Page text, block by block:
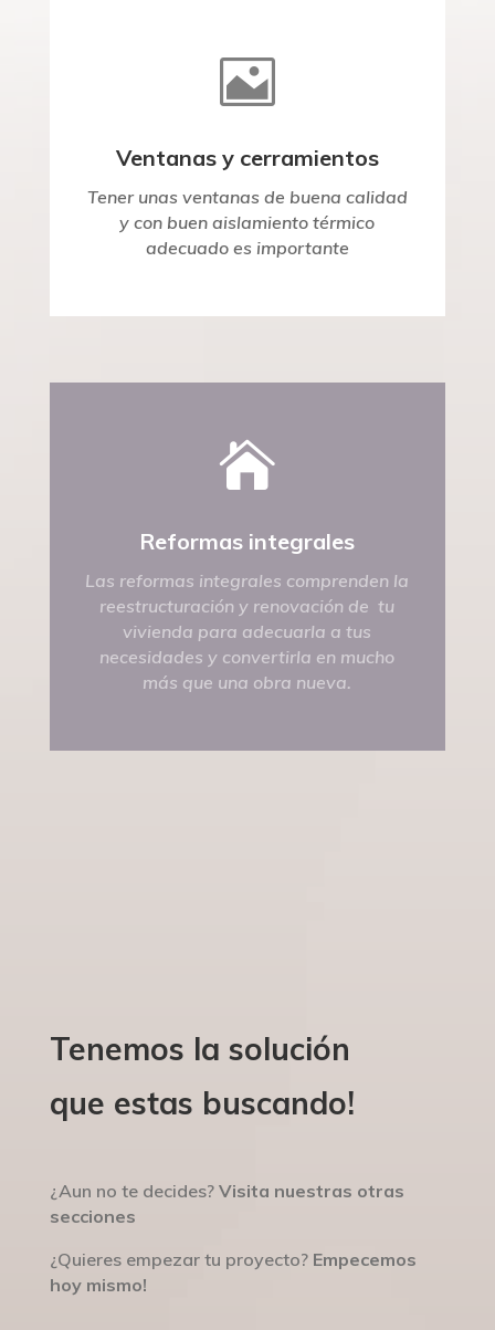

Ventanas y cerramientos
Tener unas ventanas de buena calidad
y con buen aislamiento térmico
adecuado es importante

Reformas integrales
Las reformas integrales comprenden la
reestructuración y renovación de tu
vivienda para adecuarla a tus
necesidades y convertirla en mucho
más que una obra nueva.
Tenemos la solución
que estas buscando!
¿Aun no te decides? Visita nuestras otras
secciones
¿Quieres empezar tu proyecto? Empecemos
hoy mismo!